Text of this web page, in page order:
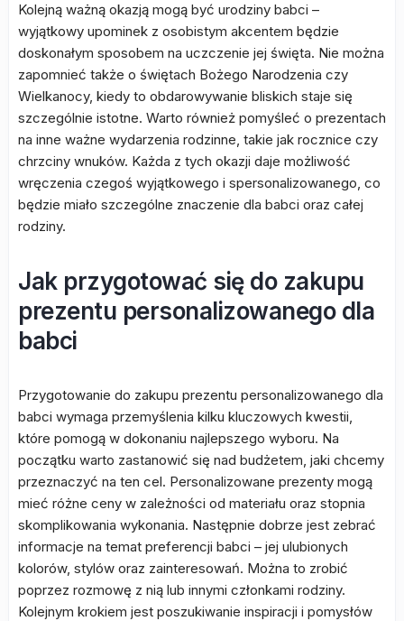
Kolejną ważną okazją mogą być urodziny babci –
wyjątkowy upominek z osobistym akcentem będzie
doskonałym sposobem na uczczenie jej święta. Nie można
zapomnieć także o świętach Bożego Narodzenia czy
Wielkanocy, kiedy to obdarowywanie bliskich staje się
szczególnie istotne. Warto również pomyśleć o prezentach
na inne ważne wydarzenia rodzinne, takie jak rocznice czy
chrzciny wnuków. Każda z tych okazji daje możliwość
wręczenia czegoś wyjątkowego i spersonalizowanego, co
będzie miało szczególne znaczenie dla babci oraz całej
rodziny.
Jak przygotować się do zakupu
prezentu personalizowanego dla
babci
Przygotowanie do zakupu prezentu personalizowanego dla
babci wymaga przemyślenia kilku kluczowych kwestii,
które pomogą w dokonaniu najlepszego wyboru. Na
początku warto zastanowić się nad budżetem, jaki chcemy
przeznaczyć na ten cel. Personalizowane prezenty mogą
mieć różne ceny w zależności od materiału oraz stopnia
skomplikowania wykonania. Następnie dobrze jest zebrać
informacje na temat preferencji babci – jej ulubionych
kolorów, stylów oraz zainteresowań. Można to zrobić
poprzez rozmowę z nią lub innymi członkami rodziny.
Kolejnym krokiem jest poszukiwanie inspiracji i pomysłów